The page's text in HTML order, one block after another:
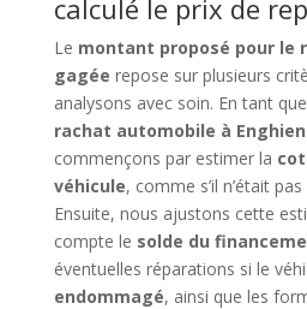
calculé le prix de
Le montant proposé pour le
gagée repose sur plusieurs
analysons avec soin. En tant que
rachat automobile à
commençons par estimer la
véhicule, comme s’il n’était
Ensuite, nous ajustons cette
compte le solde du
éventuelles réparations si le
endommagé, ainsi que les